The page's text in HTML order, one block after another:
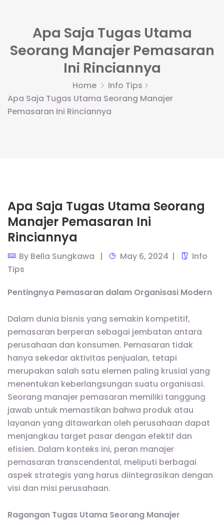
Apa Saja Tugas Utama
Seorang Manajer Pemasaran
Ini Rinciannya
Home
Info Tips
Apa Saja Tugas Utama Seorang Manajer
Pemasaran Ini Rinciannya
Apa Saja Tugas Utama Seorang
Manajer Pemasaran Ini
Rinciannya
By Bella Sungkawa May 6, 2024
Info
Tips
Pentingnya Pemasaran dalam Organisasi Modern
Dalam dunia bisnis yang semakin kompetitif,
pemasaran berperan sebagai jembatan antara
perusahaan dan konsumen. Pemasaran tidak
hanya sekedar aktivitas penjualan, tetapi
merupakan salah satu elemen paling krusial yang
menentukan keberlangsungan suatu organisasi.
Seorang manajer pemasaran memiliki tanggung
jawab untuk memastikan bahwa produk atau
layanan yang ditawarkan oleh perusahaan dapat
menjangkau target pasar dengan efektif dan
efisien. Dalam konteks ini, peran manajer
pemasaran transcendental, meliputi berbagai
aspek strategis yang harus diintegrasikan dengan
visi dan misi perusahaan.
Ragangan Tugas Utama Seorang Manajer